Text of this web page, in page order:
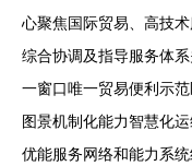
心聚焦国际贸易、高技
综合协调及指导服务体
一窗口唯一贸易便利示
图景机制化能力智慧化
优能服务网络和能力系